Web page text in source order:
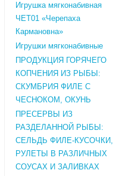
Игрушка мягконабивная
ЧЕТ01 «Черепаха
Кармановна»
Игрушки мягконабивные
ПРОДУКЦИЯ ГОРЯЧЕГО
КОПЧЕНИЯ ИЗ РЫБЫ:
СКУМБРИЯ ФИЛЕ С
ЧЕСНОКОМ, ОКУНЬ
ПРЕСЕРВЫ ИЗ
РАЗДЕЛАННОЙ РЫБЫ:
СЕЛЬДЬ ФИЛЕ-КУСОЧКИ,
РУЛЕТЫ В РАЗЛИЧНЫХ
СОУСАХ И ЗАЛИВКАХ